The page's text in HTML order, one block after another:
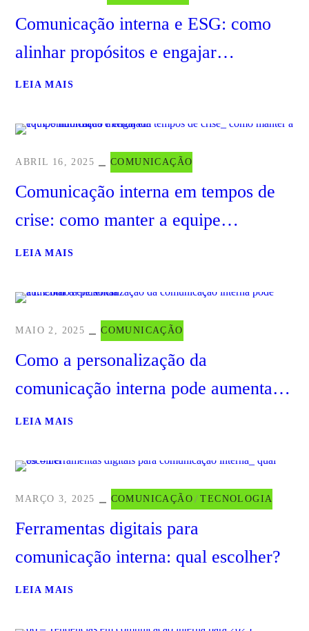
Comunicação interna e ESG: como
alinhar propósitos e engajar
colaboradores
LEIA MAIS
ABRIL 16, 2025 COMUNICAÇÃO
Comunicação interna em tempos de
crise: como manter a equipe
informada e engajada
LEIA MAIS
MAIO 2, 2025 COMUNICAÇÃO
Como a personalização da
comunicação interna pode aumentar a
eficiência
LEIA MAIS
MARÇO 3, 2025 COMUNICAÇÃO TECNOLOGIA
Ferramentas digitais para
comunicação interna: qual escolher?
LEIA MAIS